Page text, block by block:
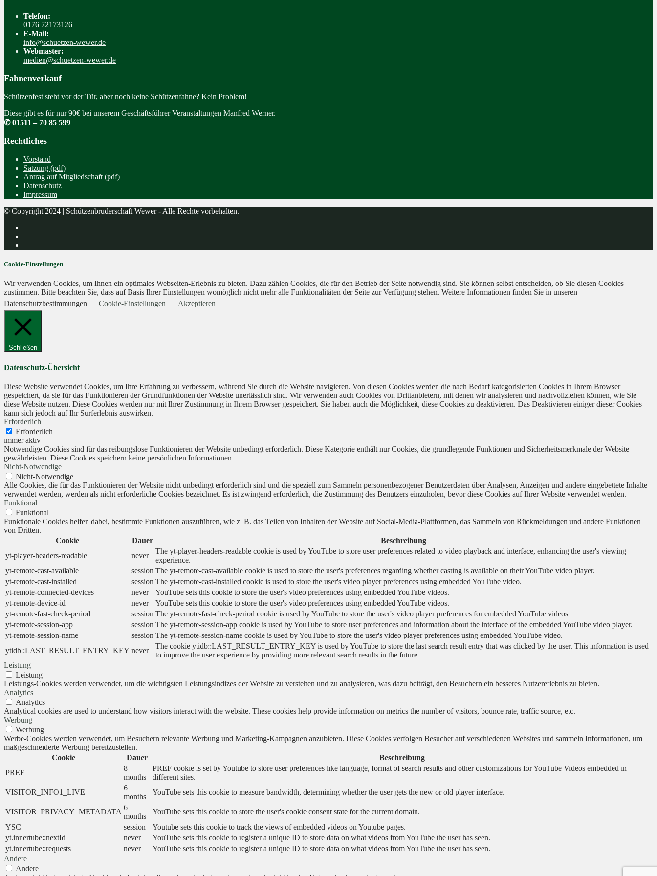
Telefon:
0176 72173126
E-Mail:
info@schuetzen-wewer.de
Webmaster:
medien@schuetzen-wewer.de
Fahnenverkauf
Schützenfest steht vor der Tür, aber noch keine Schützenfahne? Kein Problem!
Diese gibt es für nur 90€ bei unserem Geschäftsführer Veranstaltungen Manfred Werner.
✆ 01511 – 70 85 599
Rechtliches
Vorstand
Satzung (pdf)
Antrag auf Mitgliedschaft (pdf)
Datenschutz
Impressum
© Copyright 2024 | Schützenbruderschaft Wewer - Alle Rechte vorbehalten.
Cookie-Einstellungen
Wir verwenden Cookies, um Ihnen ein optimales Webseiten-Erlebnis zu bieten. Dazu zählen Cookies, die für den Betrieb der Seite notwendig sind. Sie können selbst entscheiden, ob Sie diesen Cookies
zustimmen. Bitte beachten Sie, dass auf Basis Ihrer Einstellungen womöglich nicht mehr alle Funktionalitäten der Seite zur Verfügung stehen. Weitere Informationen finden Sie in unseren
Datenschutzbestimmungen
Cookie-Einstellungen Akzeptieren
Schließen
Datenschutz-Übersicht
Diese Website verwendet Cookies, um Ihre Erfahrung zu verbessern, während Sie durch die Website navigieren. Von diesen Cookies werden die nach Bedarf kategorisierten Cookies in Ihrem Browser
gespeichert, da sie für das Funktionieren der Grundfunktionen der Website unerlässlich sind. Wir verwenden auch Cookies von Drittanbietern, mit denen wir analysieren und nachvollziehen können, wie Sie
diese Website nutzen. Diese Cookies werden nur mit Ihrer Zustimmung in Ihrem Browser gespeichert. Sie haben auch die Möglichkeit, diese Cookies zu deaktivieren. Das Deaktivieren einiger dieser Cookies
kann sich jedoch auf Ihr Surferlebnis auswirken.
Erforderlich
Erforderlich
immer aktiv
Notwendige Cookies sind für das reibungslose Funktionieren der Website unbedingt erforderlich. Diese Kategorie enthält nur Cookies, die grundlegende Funktionen und Sicherheitsmerkmale der Website
gewährleisten. Diese Cookies speichern keine persönlichen Informationen.
Nicht-Notwendige
Nicht-Notwendige
Alle Cookies, die für das Funktionieren der Website nicht unbedingt erforderlich sind und die speziell zum Sammeln personenbezogener Benutzerdaten über Analysen, Anzeigen und andere eingebettete Inhalte
verwendet werden, werden als nicht erforderliche Cookies bezeichnet. Es ist zwingend erforderlich, die Zustimmung des Benutzers einzuholen, bevor diese Cookies auf Ihrer Website verwendet werden.
Funktional
Funktional
Funktionale Cookies helfen dabei, bestimmte Funktionen auszuführen, wie z. B. das Teilen von Inhalten der Website auf Social-Media-Plattformen, das Sammeln von Rückmeldungen und andere Funktionen
von Dritten.
Cookie
Dauer
Beschreibung
yt-player-headers-readable
never
The yt-player-headers-readable cookie is used by YouTube to store user preferences related to video playback and interface, enhancing the user's viewing
experience.
yt-remote-cast-available
session The yt-remote-cast-available cookie is used to store the user's preferences regarding whether casting is available on their YouTube video player.
yt-remote-cast-installed
session The yt-remote-cast-installed cookie is used to store the user's video player preferences using embedded YouTube video.
yt-remote-connected-devices
never
YouTube sets this cookie to store the user's video preferences using embedded YouTube videos.
yt-remote-device-id
never
YouTube sets this cookie to store the user's video preferences using embedded YouTube videos.
yt-remote-fast-check-period
session The yt-remote-fast-check-period cookie is used by YouTube to store the user's video player preferences for embedded YouTube videos.
yt-remote-session-app
session The yt-remote-session-app cookie is used by YouTube to store user preferences and information about the interface of the embedded YouTube video player.
yt-remote-session-name
session The yt-remote-session-name cookie is used by YouTube to store the user's video player preferences using embedded YouTube video.
ytidb::LAST_RESULT_ENTRY_KEY never
The cookie ytidb::LAST_RESULT_ENTRY_KEY is used by YouTube to store the last search result entry that was clicked by the user. This information is used
to improve the user experience by providing more relevant search results in the future.
Leistung
Leistung
Leistungs-Cookies werden verwendet, um die wichtigsten Leistungsindizes der Website zu verstehen und zu analysieren, was dazu beiträgt, den Besuchern ein besseres Nutzererlebnis zu bieten.
Analytics
Analytics
Analytical cookies are used to understand how visitors interact with the website. These cookies help provide information on metrics the number of visitors, bounce rate, traffic source, etc.
Werbung
Werbung
Werbe-Cookies werden verwendet, um Besuchern relevante Werbung und Marketing-Kampagnen anzubieten. Diese Cookies verfolgen Besucher auf verschiedenen Websites und sammeln Informationen, um
maßgeschneiderte Werbung bereitzustellen.
Cookie
Dauer
Beschreibung
PREF
8
months
PREF cookie is set by Youtube to store user preferences like language, format of search results and other customizations for YouTube Videos embedded in
different sites.
VISITOR_INFO1_LIVE
6
months
YouTube sets this cookie to measure bandwidth, determining whether the user gets the new or old player interface.
VISITOR_PRIVACY_METADATA
6
months
YouTube sets this cookie to store the user's cookie consent state for the current domain.
YSC
session
Youtube sets this cookie to track the views of embedded videos on Youtube pages.
yt.innertube::nextId
never
YouTube sets this cookie to register a unique ID to store data on what videos from YouTube the user has seen.
yt.innertube::requests
never
YouTube sets this cookie to register a unique ID to store data on what videos from YouTube the user has seen.
Andere
Andere